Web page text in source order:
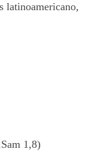
latinoamericano,
1,8)